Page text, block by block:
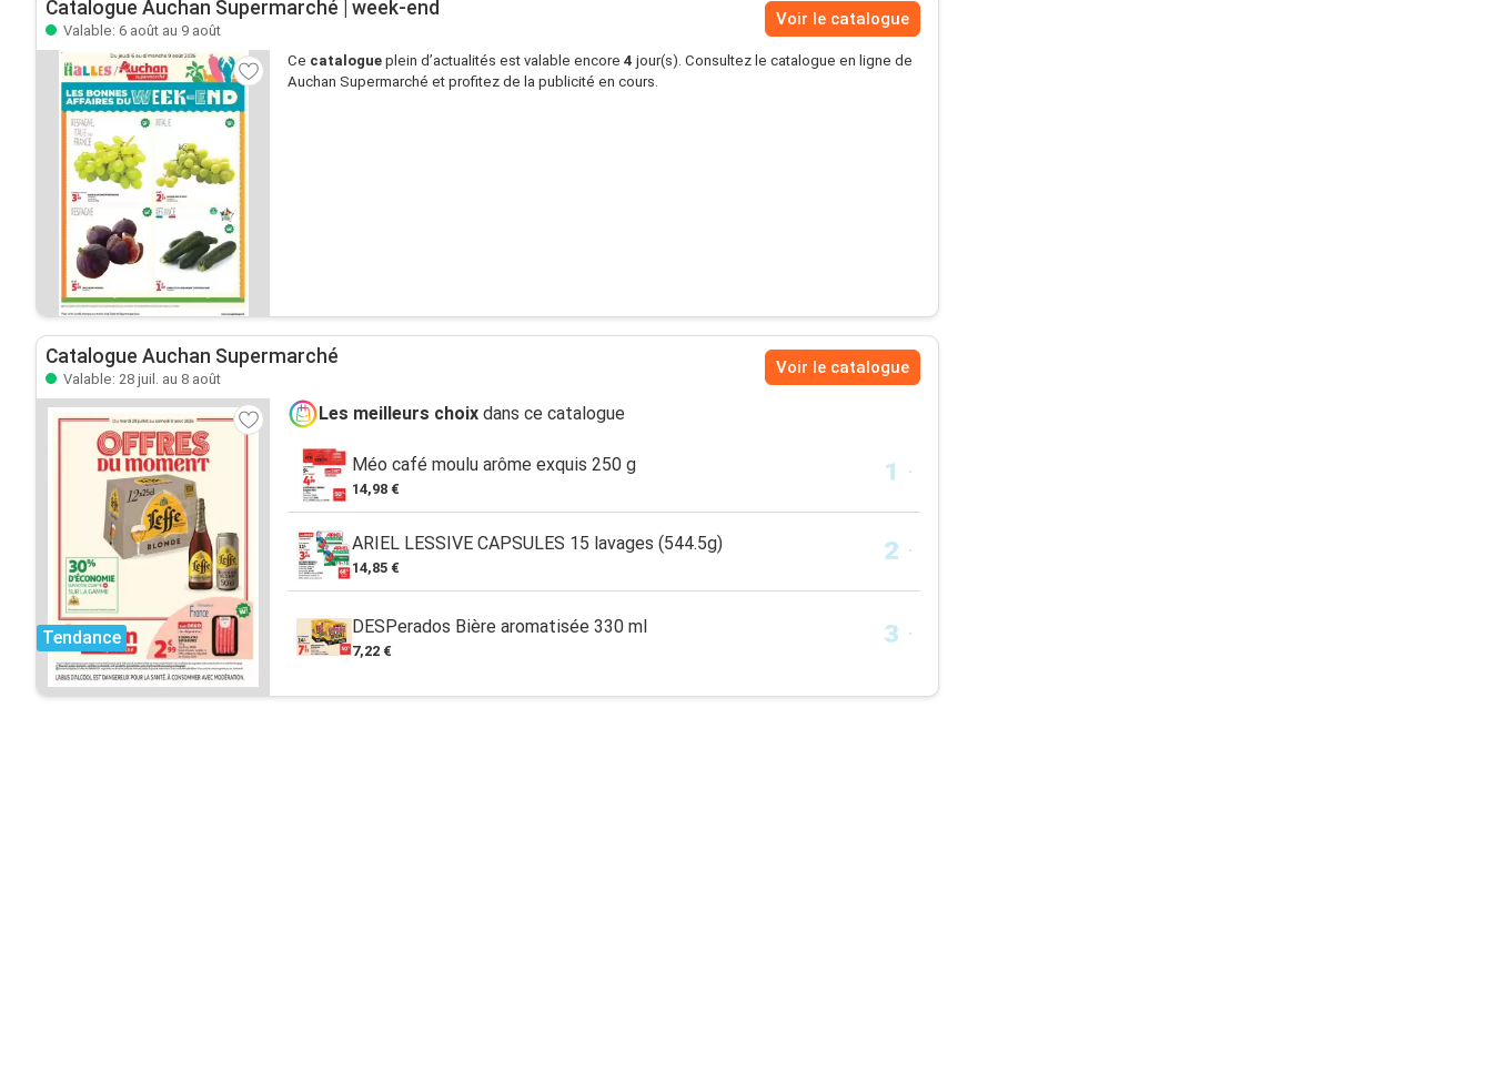
Catalogue Auchan Supermarché | week-end
Valable: 6 août au 9 août
Voir le catalogue
Ce catalogue plein d’actualités est valable encore 4 jour(s). Consultez le catalogue en ligne de
Auchan Supermarché et profitez de la publicité en cours.
Catalogue Auchan Supermarché
Valable: 28 juil. au 8 août
Voir le catalogue
Tendance
Les meilleurs choix dans ce catalogue
Méo café moulu arôme exquis 250 g
14,98 €
ARIEL LESSIVE CAPSULES 15 lavages (544.5g)
14,85 €
DESPerados Bière aromatisée 330 ml
7,22 €